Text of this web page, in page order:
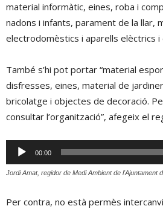
material informàtic, eines, roba i
nadons i infants, parament de la llar,
electrodomèstics i aparells elèctrics i
També s’hi pot portar “material
disfresses, eines, material de
bricolatge i objectes de decoració.
consultar l’organització”, afegeix el
Reproductor
d'àudio
00:00
Jordi Amat, regidor de Medi Ambient de l'Ajuntament
Per contra, no està permès